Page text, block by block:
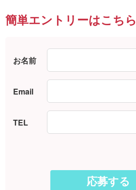
簡単エントリーはこちら
お名前
Email
TEL